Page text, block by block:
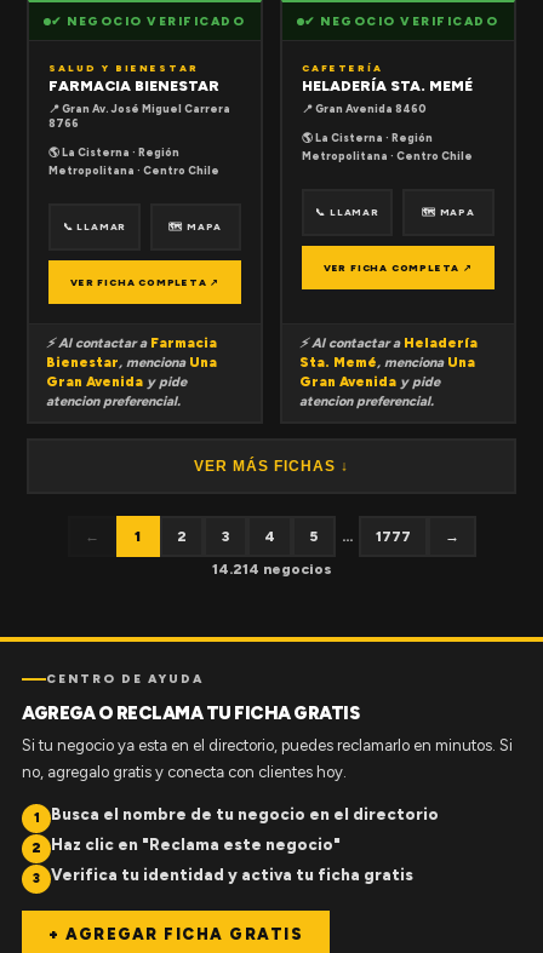
✔ NEGOCIO VERIFICADO
SALUD Y BIENESTAR
FARMACIA BIENESTAR
📍 Gran Av. José Miguel Carrera
8766
🌎 La Cisterna · Región
Metropolitana · Centro Chile
📞 LLAMAR 🗺 MAPA
VER FICHA COMPLETA ↗
⚡ Al contactar a Farmacia
Bienestar, menciona Una
Gran Avenida y pide
atencion preferencial.
✔ NEGOCIO VERIFICADO
CAFETERÍA
HELADERÍA STA. MEMÉ
📍 Gran Avenida 8460
🌎 La Cisterna · Región
Metropolitana · Centro Chile
📞 LLAMAR 🗺 MAPA
VER FICHA COMPLETA ↗
⚡ Al contactar a Heladería
Sta. Memé, menciona Una
Gran Avenida y pide
atencion preferencial.
VER MÁS FICHAS ↓
← 1 2 3 4 5 ... 1777
→
14.214 negocios
CENTRO DE AYUDA
AGREGA O RECLAMA TU FICHA GRATIS
Si tu negocio ya esta en el directorio, puedes reclamarlo en minutos. Si
no, agregalo gratis y conecta con clientes hoy.
1 Busca el nombre de tu negocio en el directorio
2 Haz clic en "Reclama este negocio"
3 Verifica tu identidad y activa tu ficha gratis
+ AGREGAR FICHA GRATIS